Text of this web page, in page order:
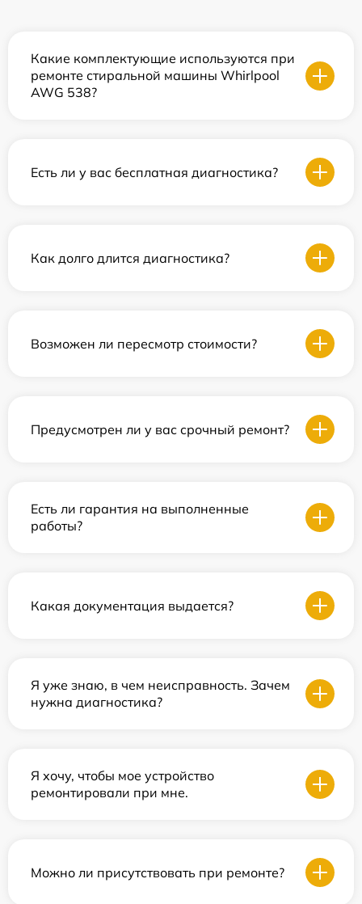
Какие комплектующие используются при
ремонте стиральной машины Whirlpool
AWG 538?
Есть ли у вас бесплатная диагностика?
Как долго длится диагностика?
Возможен ли пересмотр стоимости?
Предусмотрен ли у вас срочный ремонт?
Есть ли гарантия на выполненные
работы?
Какая документация выдается?
Я уже знаю, в чем неисправность. Зачем
нужна диагностика?
Я хочу, чтобы мое устройство
ремонтировали при мне.
Можно ли присутствовать при ремонте?